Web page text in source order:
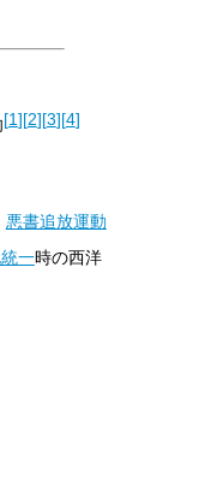
[1][2][3][4]
悪書追放運動
一時の西洋